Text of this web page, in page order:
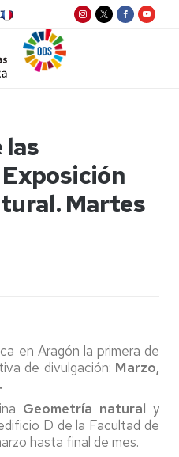
las
Martes
en Aragón la primera de
de divulgación: Marzo,
Geometría natural y
D de la Facultad de
hasta final de mes.